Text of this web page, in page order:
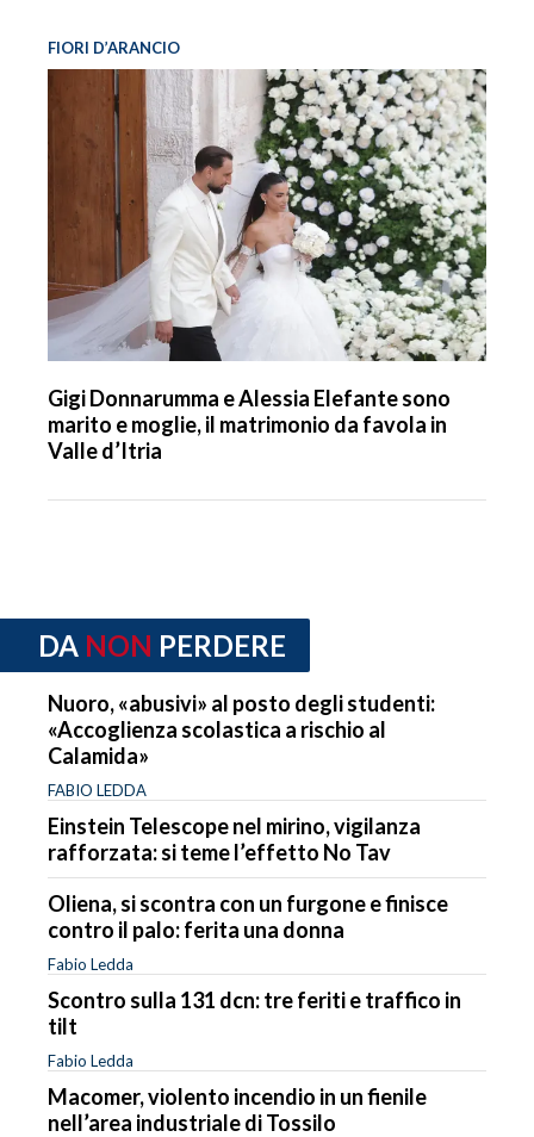
FIORI D’ARANCIO
Gigi Donnarumma e Alessia Elefante sono
marito e moglie, il matrimonio da favola in
Valle d’Itria
DA NON PERDERE
Nuoro, «abusivi» al posto degli studenti:
«Accoglienza scolastica a rischio al
Calamida»
FABIO LEDDA
Einstein Telescope nel mirino, vigilanza
rafforzata: si teme l’effetto No Tav
Oliena, si scontra con un furgone e finisce
contro il palo: ferita una donna
Fabio Ledda
Scontro sulla 131 dcn: tre feriti e traffico in
tilt
Fabio Ledda
Macomer, violento incendio in un fienile
nell’area industriale di Tossilo